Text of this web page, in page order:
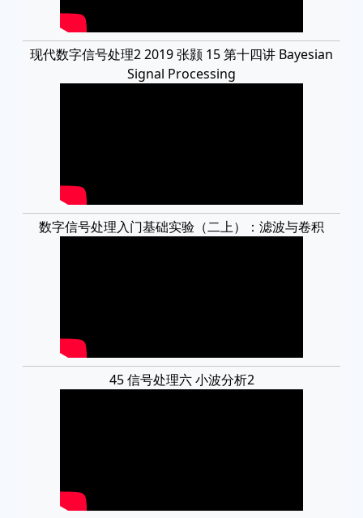
现代数字信号处理2 2019 张颢 15 第十四讲 Bayesian
Signal Processing
数字信号处理入门基础实验（二上）：滤波与卷积
45 信号处理六 小波分析2